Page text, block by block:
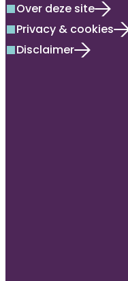
Over deze site
Privacy & cookies
Disclaimer